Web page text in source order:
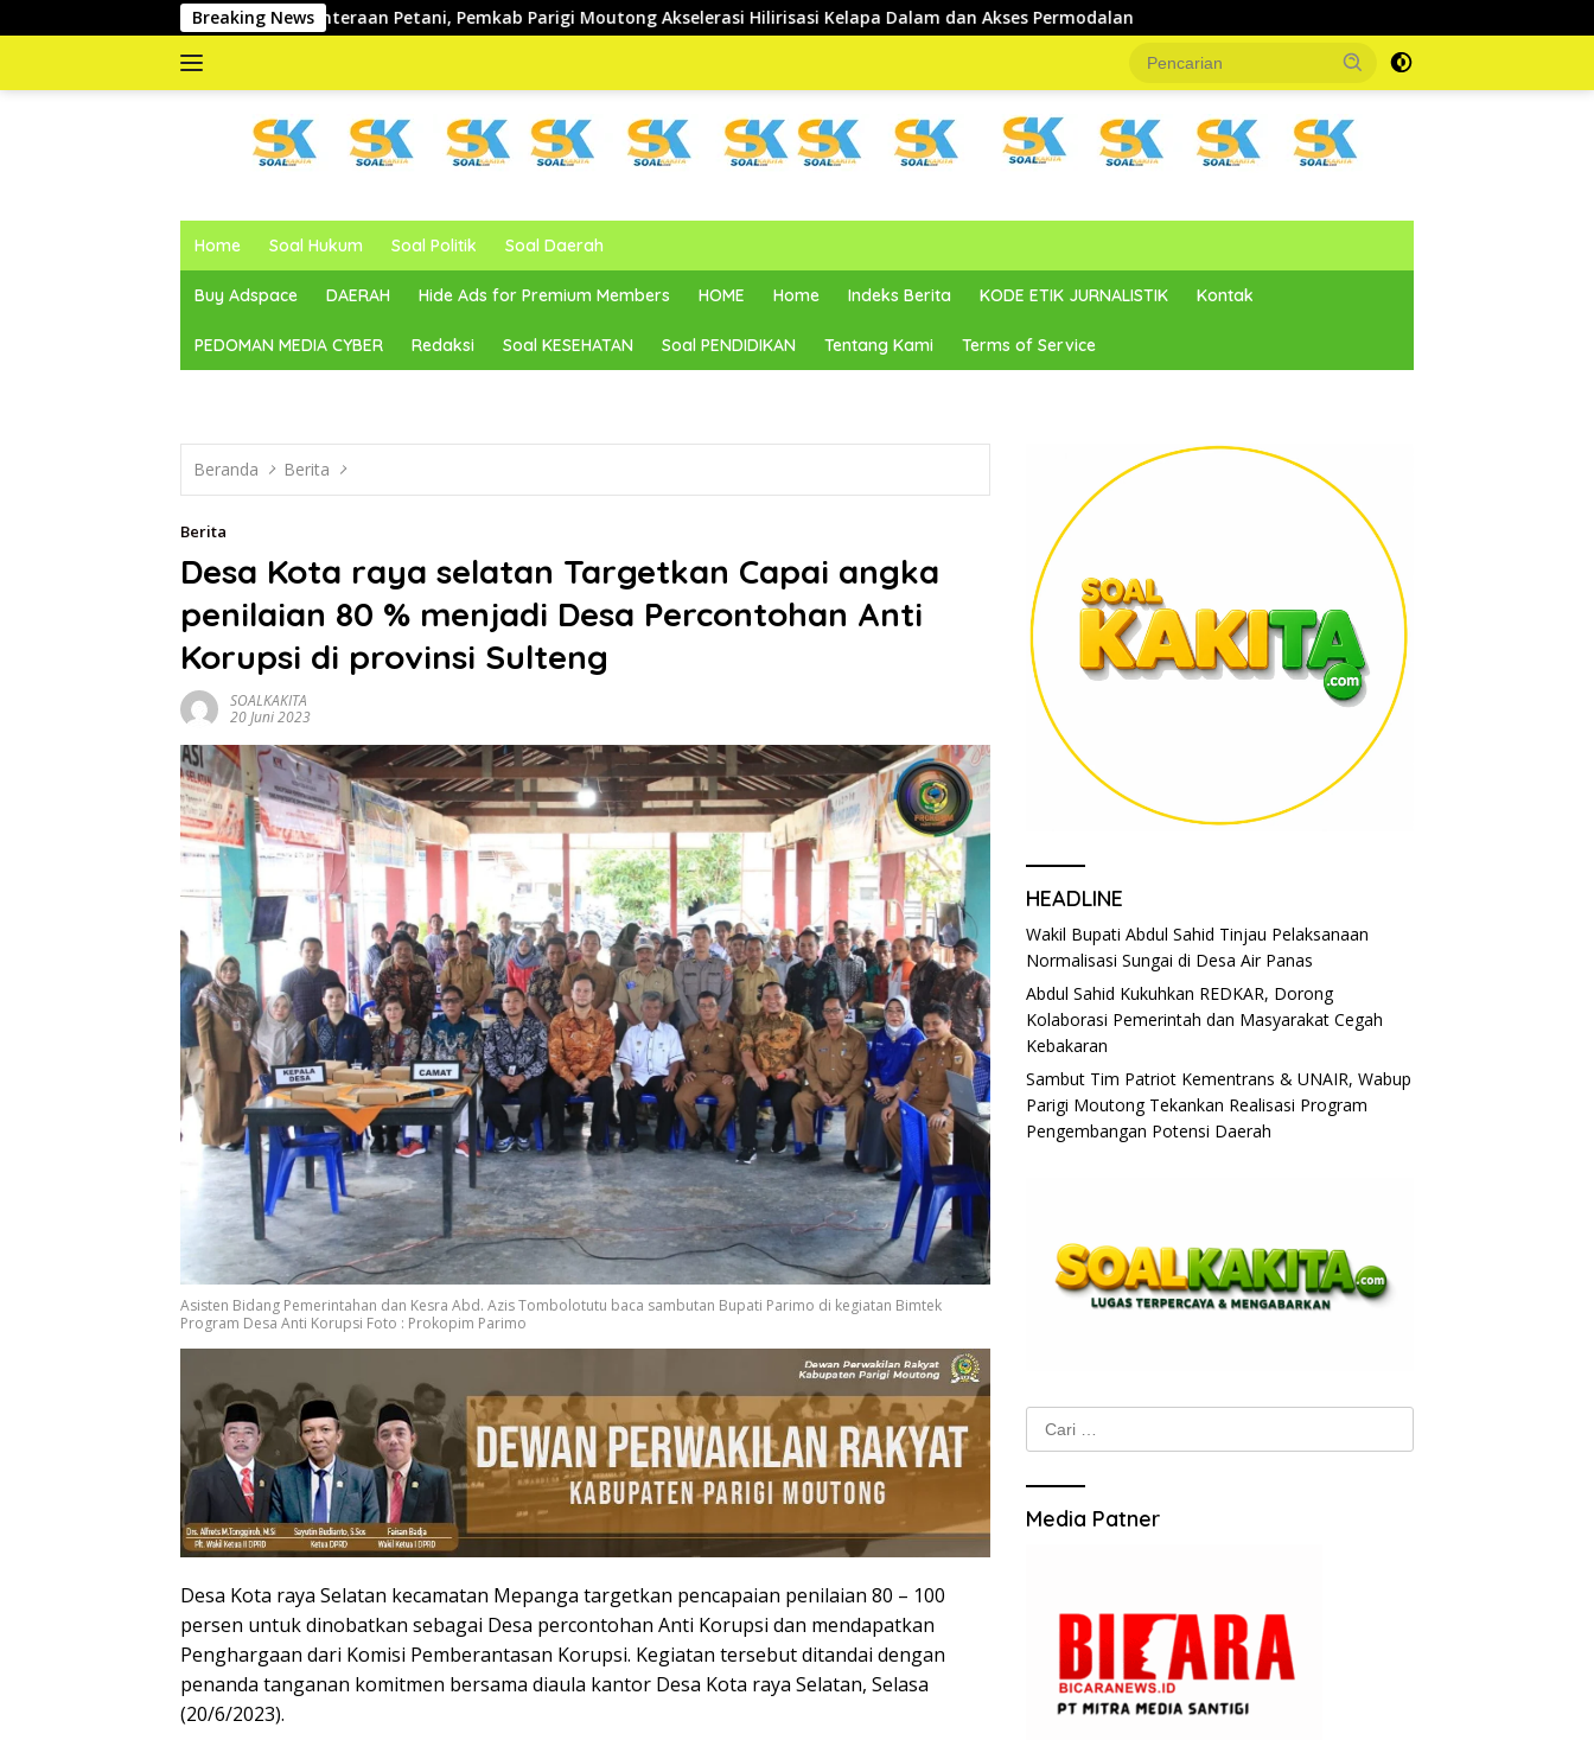
ke
Breaking News
Kesejahteraan Petani, Pemkab Parigi Moutong Akselerasi Hilirisasi Kelapa Dalam dan Akses Permodalan
dan
Home Soal Hukum Soal Politik Soal Daerah
Buy Adspace DAERAH Hide Ads for Premium Members HOME Home Indeks Berita KODE ETIK JURNALISTIK Kontak
PEDOMAN MEDIA CYBER Redaksi Soal KESEHATAN Soal PENDIDIKAN Tentang Kami Terms of Service
Beranda Berita
Berita
Desa Kota raya selatan Targetkan Capai angka
penilaian 80 % menjadi Desa Percontohan Anti
Korupsi di provinsi Sulteng
SOALKAKITA
20 Juni 2023
Asisten Bidang Pemerintahan dan Kesra Abd. Azis Tombolotutu baca sambutan Bupati Parimo di kegiatan Bimtek
Program Desa Anti Korupsi Foto : Prokopim Parimo
Desa Kota raya Selatan kecamatan Mepanga targetkan pencapaian penilaian 80 – 100
persen untuk dinobatkan sebagai Desa percontohan Anti Korupsi dan mendapatkan
Penghargaan dari Komisi Pemberantasan Korupsi. Kegiatan tersebut ditandai dengan
penanda tanganan komitmen bersama diaula kantor Desa Kota raya Selatan, Selasa
(20/6/2023).
HEADLINE
Wakil Bupati Abdul Sahid Tinjau Pelaksanaan
Normalisasi Sungai di Desa Air Panas
Abdul Sahid Kukuhkan REDKAR, Dorong
Kolaborasi Pemerintah dan Masyarakat Cegah
Kebakaran
Sambut Tim Patriot Kementrans & UNAIR, Wabup
Parigi Moutong Tekankan Realisasi Program
Pengembangan Potensi Daerah
Cari
untuk:
Media Patner